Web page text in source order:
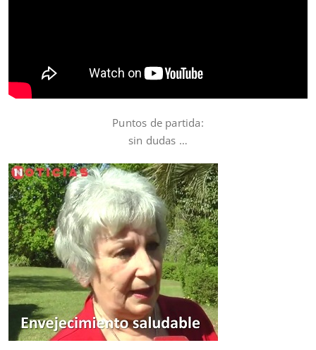
Puntos de partida:
sin dudas …